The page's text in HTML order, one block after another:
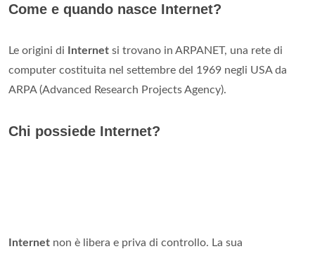
Come e quando nasce Internet?
Le origini di Internet si trovano in ARPANET, una rete di
computer costituita nel settembre del 1969 negli USA da
ARPA (Advanced Research Projects Agency).
Chi possiede Internet?
Internet non è libera e priva di controllo. La sua